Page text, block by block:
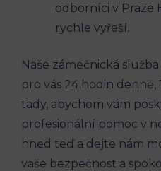
odborníci v Praze
rychle vyřeší.
Naše zámečnická
pro vás 24 hodin
tady, abychom vám
profesionální pomoc v
hned teď a dejte nám
vaše bezpečnost a